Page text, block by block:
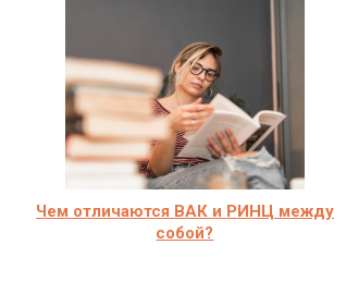
Чем отличаются ВАК и РИНЦ между
собой?